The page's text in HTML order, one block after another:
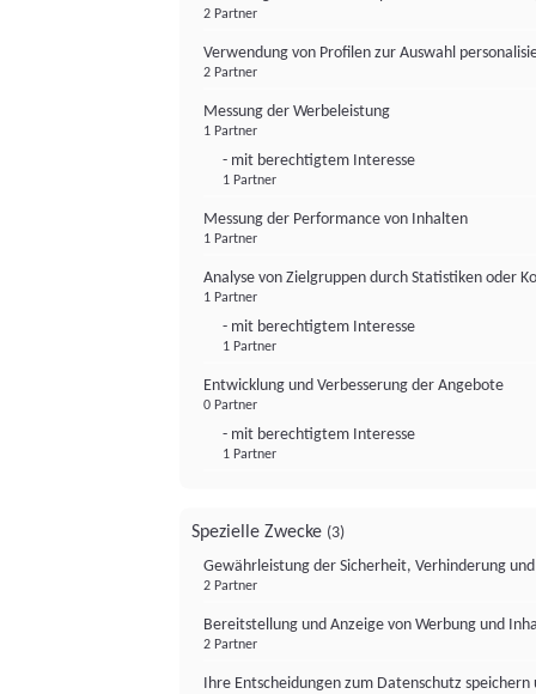
2 Partner
Verwendung von Profilen zur Auswahl
2 Partner
Messung der Werbeleistung
1 Partner
- mit berechtigtem Interesse
1 Partner
Messung der Performance von Inhalten
1 Partner
Analyse von Zielgruppen durch Statistiken oder
1 Partner
- mit berechtigtem Interesse
1 Partner
Entwicklung und Verbesserung der Angebote
0 Partner
- mit berechtigtem Interesse
1 Partner
Spezielle Zwecke (3)
Gewährleistung der Sicherheit, Verhinderung
2 Partner
Bereitstellung und Anzeige von Werbung und
2 Partner
Ihre Entscheidungen zum Datenschutz